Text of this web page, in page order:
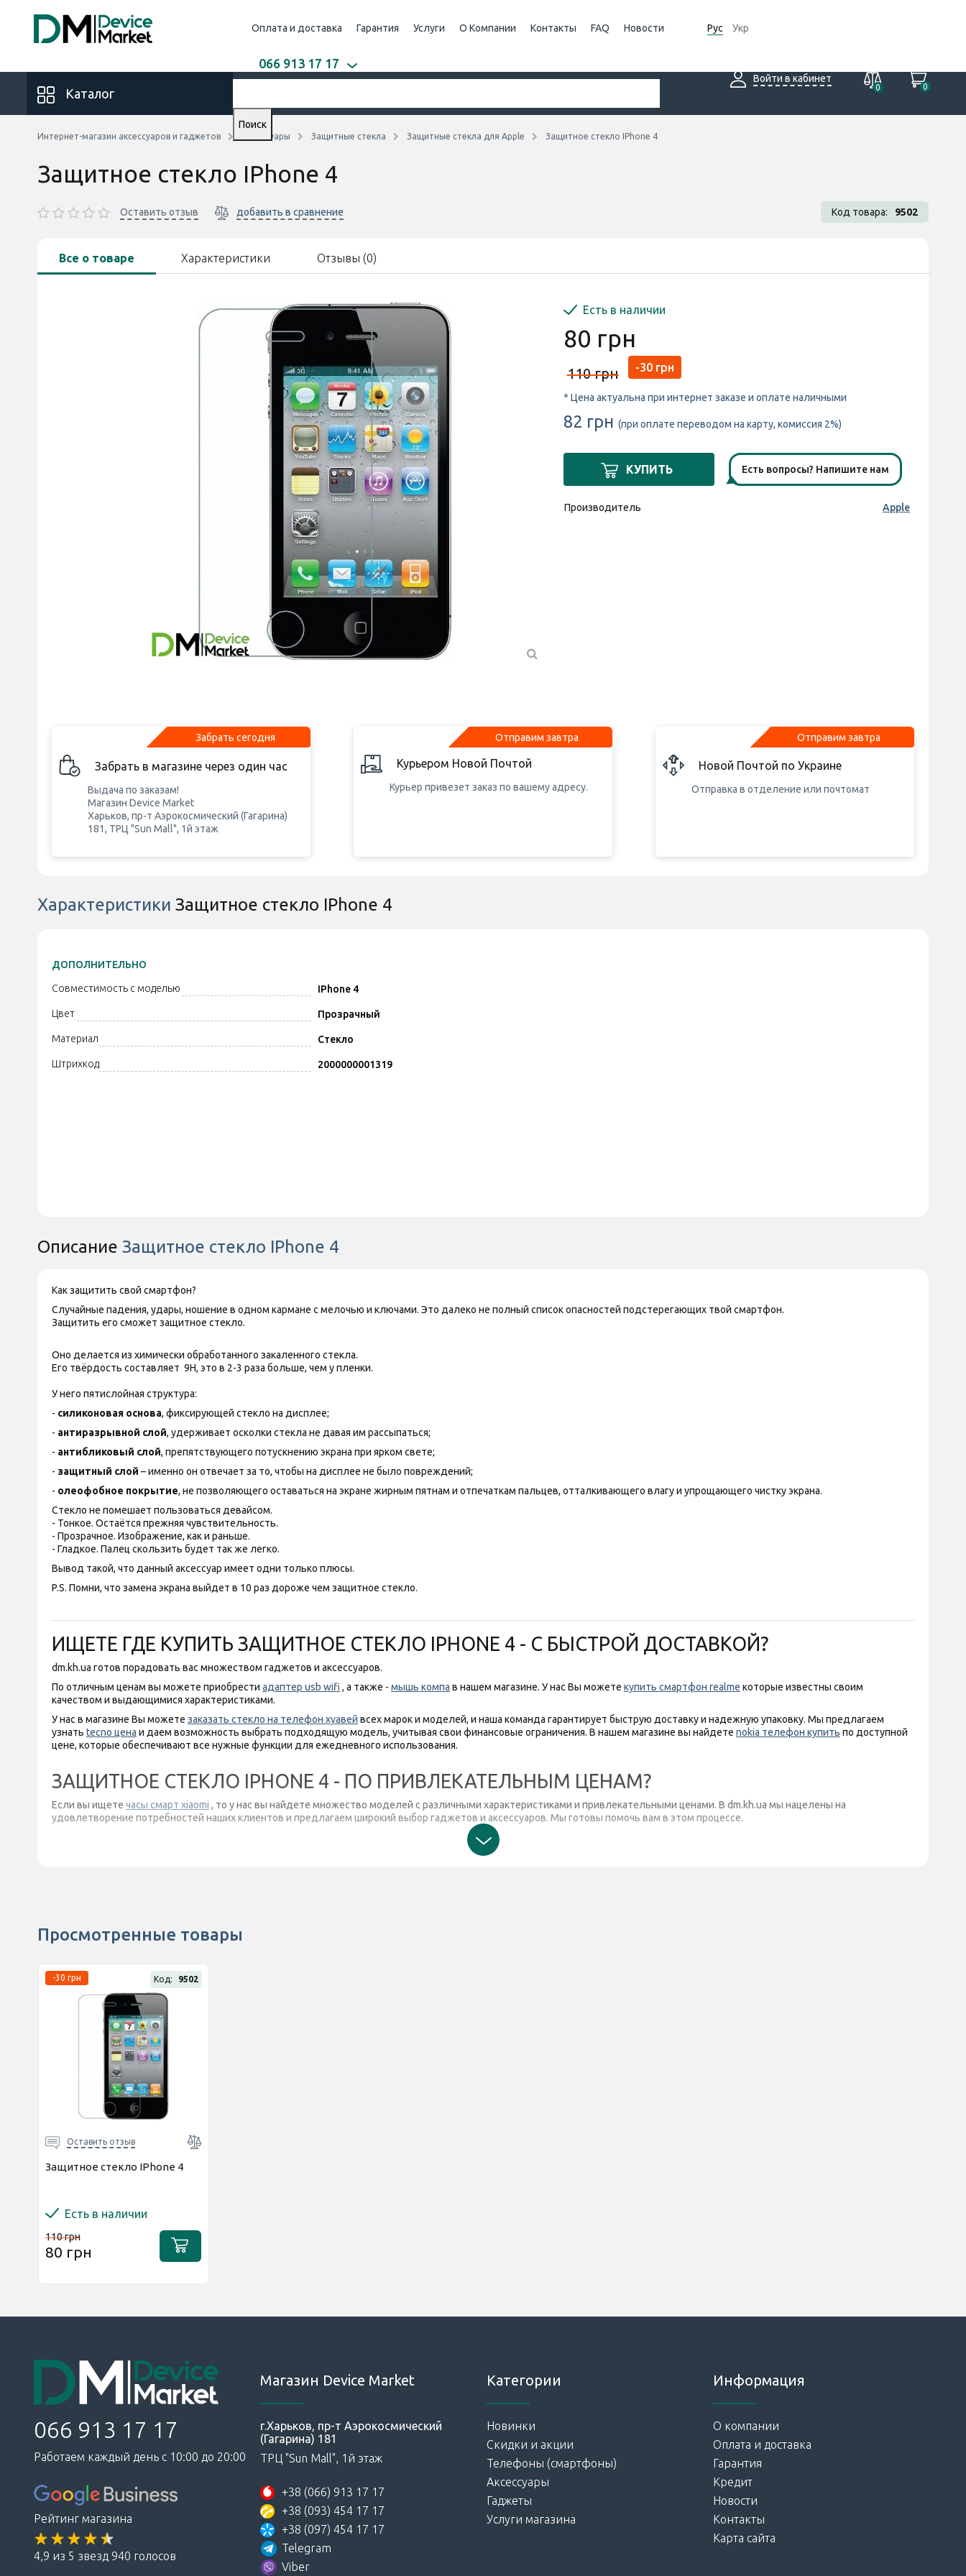
Рус Укр
Оплата и доставка Гарантия Услуги О Компании Контакты FAQ Новости
066 913 17 17
Войти в кабинет
0
0
Каталог
Поиск
Интернет-магазин аксессуаров и гаджетов Аксессуары Защитные стекла Защитные стекла для Apple Защитное стекло IPhone 4
Защитное стекло IPhone 4
Оставить отзыв добавить в сравнение Код товара: 9502
Все о товаре Характеристики Отзывы (0)
Есть в наличии
80 грн
110 грн -30 грн
* Цена актуальна при интернет заказе и оплате наличными
82 грн (при оплате переводом на карту, комиссия 2%)
КУПИТЬ Есть вопросы? Напишите нам
Производитель Apple
Забрать сегодня
Забрать в магазине через один час
Выдача по заказам!
Магазин Device Market
Харьков, пр-т Аэрокосмический (Гагарина)
181, ТРЦ "Sun Mall", 1й этаж
Отправим завтра
Курьером Новой Почтой
Курьер привезет заказ по вашему адресу.
Отправим завтра
Новой Почтой по Украине
Отправка в отделение или почтомат
Характеристики Защитное стекло IPhone 4
ДОПОЛНИТЕЛЬНО
Совместимость с моделью IPhone 4
Цвет Прозрачный
Материал Стекло
Штрихкод 2000000001319
Описание Защитное стекло IPhone 4
Как защитить свой смартфон?
Случайные падения, удары, ношение в одном кармане с мелочью и ключами. Это далеко не полный список опасностей подстерегающих твой смартфон.
Защитить его сможет защитное стекло.
Оно делается из химически обработанного закаленного стекла.
Его твёрдость составляет 9H, это в 2-3 раза больше, чем у пленки.
У него пятислойная структура:
- силиконовая основа, фиксирующей стекло на дисплее;
- антиразрывной слой, удерживает осколки стекла не давая им рассыпаться;
- антибликовый слой, препятствующего потускнению экрана при ярком свете;
- защитный слой – именно он отвечает за то, чтобы на дисплее не было повреждений;
- олеофобное покрытие, не позволяющего оставаться на экране жирным пятнам и отпечаткам пальцев, отталкивающего влагу и упрощающего чистку экрана.
Стекло не помешает пользоваться девайсом.
- Тонкое. Остаётся прежняя чувствительность.
- Прозрачное. Изображение, как и раньше.
- Гладкое. Палец скользить будет так же легко.
Вывод такой, что данный аксессуар имеет одни только плюсы.
P.S. Помни, что замена экрана выйдет в 10 раз дороже чем защитное стекло.
ИЩЕТЕ ГДЕ КУПИТЬ ЗАЩИТНОЕ СТЕКЛО IPHONE 4 - С БЫСТРОЙ ДОСТАВКОЙ?
dm.kh.ua готов порадовать вас множеством гаджетов и аксессуаров.
По отличным ценам вы можете приобрести адаптер usb wifi , а также - мышь компа в нашем магазине. У нас Вы можете купить смартфон realme которые известны своим
качеством и выдающимися характеристиками.
У нас в магазине Вы можете заказать стекло на телефон хуавей всех марок и моделей, и наша команда гарантирует быструю доставку и надежную упаковку. Мы предлагаем
узнать tecno цена и даем возможность выбрать подходящую модель, учитывая свои финансовые ограничения. В нашем магазине вы найдете nokia телефон купить по доступной
цене, которые обеспечивают все нужные функции для ежедневного использования.
ЗАЩИТНОЕ СТЕКЛО IPHONE 4 - ПО ПРИВЛЕКАТЕЛЬНЫМ ЦЕНАМ?
Если вы ищете часы смарт xiaomi , то у нас вы найдете множество моделей с различными характеристиками и привлекательными ценами. В dm.kh.ua мы нацелены на
удовлетворение потребностей наших клиентов и предлагаем широкий выбор гаджетов и аксессуаров. Мы готовы помочь вам в этом процессе.
Просмотренные товары
Код: 9502
-30 грн
Оставить отзыв
Защитное стекло IPhone 4
Есть в наличии
110 грн
80 грн
066 913 17 17
Работаем каждый день с 10:00 до 20:00
Рейтинг магазина
4,9 из 5 звезд 940 голосов
Магазин Device Market
г.Харьков, пр-т Аэрокосмический
(Гагарина) 181
ТРЦ "Sun Mall", 1й этаж
+38 (066) 913 17 17
+38 (093) 454 17 17
+38 (097) 454 17 17
Telegram
Viber
Категории
Новинки
Скидки и акции
Телефоны (смартфоны)
Аксессуары
Гаджеты
Услуги магазина
Информация
О компании
Оплата и доставка
Гарантия
Кредит
Новости
Контакты
Карта сайта